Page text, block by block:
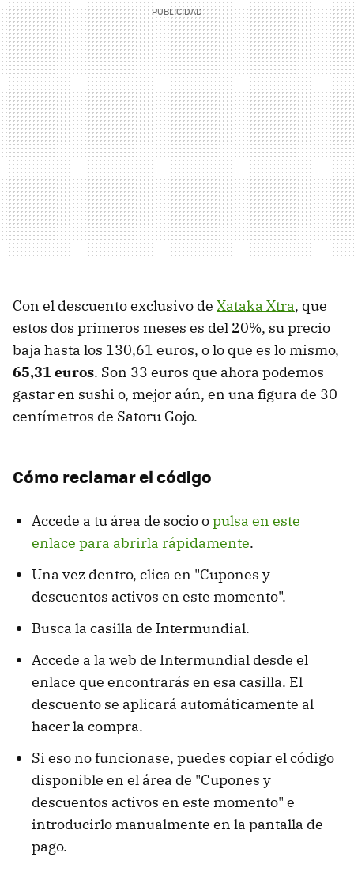
Con el descuento exclusivo de Xataka Xtra, que
estos dos primeros meses es del 20%, su precio
baja hasta los 130,61 euros, o lo que es lo mismo,
65,31 euros. Son 33 euros que ahora podemos
gastar en sushi o, mejor aún, en una figura de 30
centímetros de Satoru Gojo.
Cómo reclamar el código
Accede a tu área de socio opulsa en este
enlace para abrirla rápidamente.
Una vez dentro, clica en "Cupones y
descuentos activos en este momento".
Busca la casilla de Intermundial.
Accede a la web de Intermundial desde el
enlace que encontrarás en esa casilla. El
descuento se aplicará automáticamente al
hacer la compra.
Si eso no funcionase, puedes copiar el código
disponible en el área de "Cupones y
descuentos activos en este momento" e
introducirlo manualmente en la pantalla de
pago.